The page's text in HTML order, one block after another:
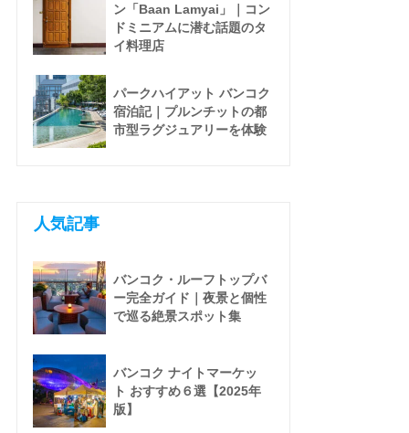
ン「Baan Lamyai」｜コン
ドミニアムに潜む話題のタ
イ料理店
パークハイアット バンコク
宿泊記｜プルンチットの都
市型ラグジュアリーを体験
人気記事
バンコク・ルーフトップバ
ー完全ガイド｜夜景と個性
で巡る絶景スポット集
バンコク ナイトマーケッ
ト おすすめ６選【2025年
版】